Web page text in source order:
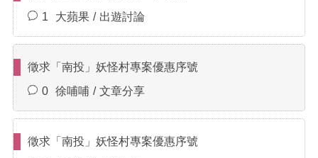
1
大蘋果 出遊討論
徵求「南投」妖怪村專案優惠序號
0
徐哺哺 文章分享
徵求「南投」妖怪村專案優惠序號